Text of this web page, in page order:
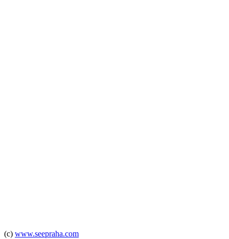
(c) www.seepraha.com